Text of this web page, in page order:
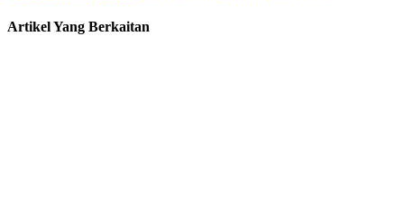
Artikel Yang Berkaitan